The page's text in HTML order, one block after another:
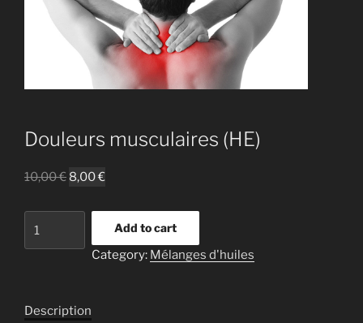
Douleurs musculaires (HE)
10,00€ 8,00€
Add to cart
Category: Mélanges d'huiles
Description